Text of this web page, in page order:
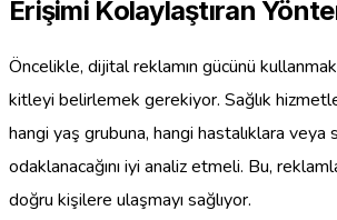
Erişimi Kolaylaştıran
Öncelikle, dijital reklamın gücünü
kitleyi belirlemek gerekiyor. Sağlık
hangi yaş grubuna, hangi hastalıklara veya
odaklanacağını iyi analiz etmeli. Bu,
doğru kişilere ulaşmayı sağlıyor.